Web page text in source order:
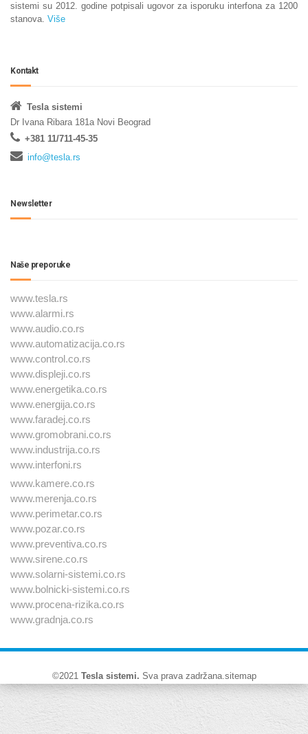
sistemi su 2012. godine potpisali ugovor za isporuku interfona za 1200
stanova. Više
Kontakt
Tesla sistemi
Dr Ivana Ribara 181a Novi Beograd
+381 11/711-45-35
info@tesla.rs
Newsletter
Naše preporuke
www.tesla.rs
www.alarmi.rs
www.audio.co.rs
www.automatizacija.co.rs
www.control.co.rs
www.displeji.co.rs
www.energetika.co.rs
www.energija.co.rs
www.faradej.co.rs
www.gromobrani.co.rs
www.industrija.co.rs
www.interfoni.rs
www.kamere.co.rs
www.merenja.co.rs
www.perimetar.co.rs
www.pozar.co.rs
www.preventiva.co.rs
www.sirene.co.rs
www.solarni-sistemi.co.rs
www.bolnicki-sistemi.co.rs
www.procena-rizika.co.rs
www.gradnja.co.rs
©2021 Tesla sistemi. Sva prava zadržana.sitemap